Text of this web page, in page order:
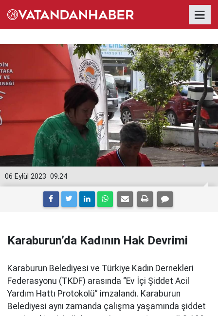
09:24
06 Eylül 2023
Karaburun’da Kadının Hak Devrimi
Karaburun Belediyesi ve Türkiye Kadın Dernekleri
Federasyonu (TKDF) arasında “Ev İçi Şiddet Acil
Yardım Hattı Protokolü” imzalandı. Karaburun
Belediyesi aynı zamanda çalışma yaşamında şiddet